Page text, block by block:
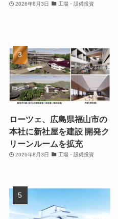
2026年8月3日 工場・設備投資
ローツェ、広島県福山市の
本社に新社屋を建設 開発ク
リーンルームを拡充
2026年8月3日 工場・設備投資